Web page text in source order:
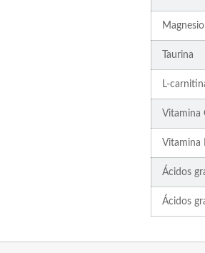
Magnesio
Taurina
L-
Vitamina
Vitamina
Ácidos
Ácidos